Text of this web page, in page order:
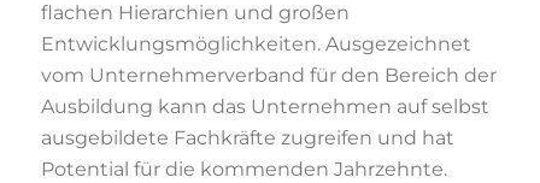
flachen Hierarchien und großen
Entwicklungsmöglichkeiten. Ausgezeichnet
vom Unternehmerverband für den Bereich der
Ausbildung kann das Unternehmen auf selbst
ausgebildete Fachkräfte zugreifen und hat
Potential für die kommenden Jahrzehnte.